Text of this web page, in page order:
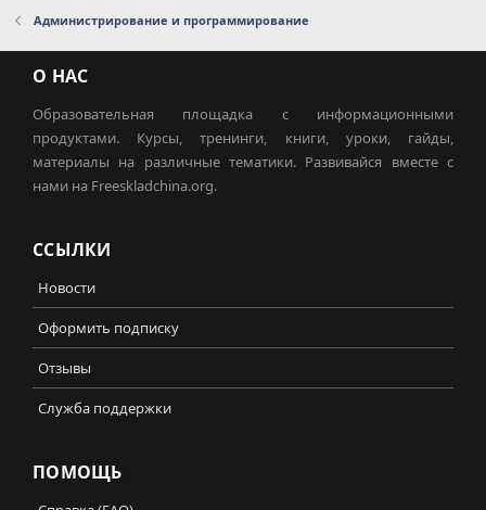
Администрирование и программирование
О НАС
Образовательная площадка с информационными
продуктами. Курсы, тренинги, книги, уроки, гайды,
материалы на различные тематики. Развивайся вместе с
нами на Freeskladchina.org.
ССЫЛКИ
Новости
Оформить подписку
Отзывы
Служба поддержки
ПОМОЩЬ